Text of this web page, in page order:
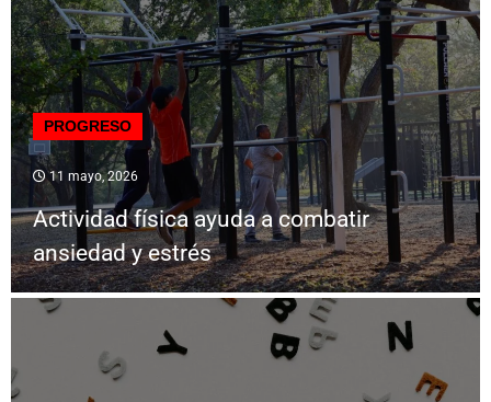
PROGRESO
11 mayo, 2026
Actividad física ayuda a combatir
ansiedad y estrés